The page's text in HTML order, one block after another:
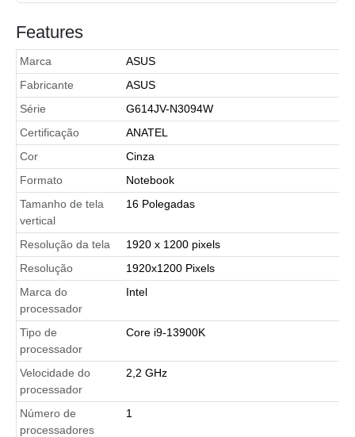
Features
Marca
ASUS
Fabricante
ASUS
Série
G614JV-N3094W
Certificação
ANATEL
Cor
Cinza
Formato
Notebook
Tamanho de tela
vertical
16 Polegadas
Resolução da tela
1920 x 1200 pixels
Resolução
1920x1200 Pixels
Marca do
processador
Intel
Tipo de
processador
Core i9-13900K
Velocidade do
processador
2,2 GHz
Número de
processadores
1